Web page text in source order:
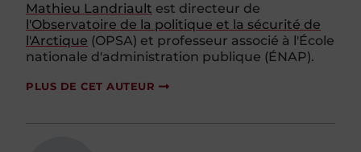
Mathieu Landriault est directeur de
l'Observatoire de la politique et la sécurité de
l'Arctique (OPSA) et professeur associé à l'École
nationale d'administration publique (ÉNAP).
PLUS DE CET AUTEUR